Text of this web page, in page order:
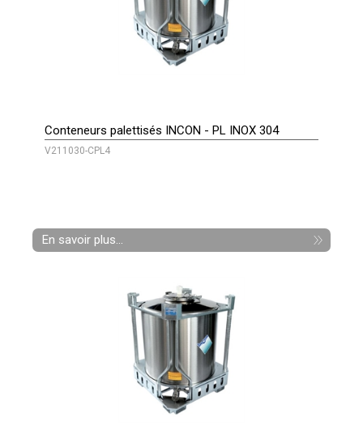
Conteneurs palettisés INCON - PL INOX 304
V211030-CPL4
En savoir plus...